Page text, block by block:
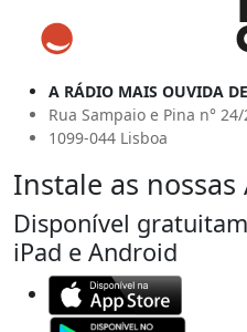
A RÁDIO MAIS OUVIDA
Rua Sampaio e Pina n°
1099-044 Lisboa
Instale as nossas
Disponível
iPad e Android